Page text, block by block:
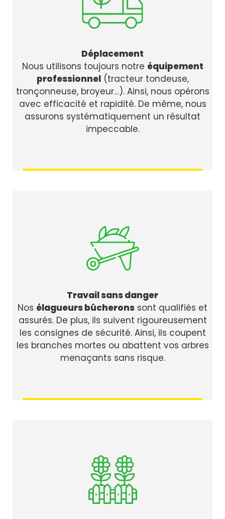
Déplacement
Nous utilisons toujours notre équipement
professionnel(tracteur tondeuse,
tronçonneuse, broyeur…). Ainsi, nous opérons
avec efficacité et rapidité. De même, nous
assurons systématiquement un résultat
impeccable.
Travail sans danger
Nos élagueurs bûcherons sont qualifiés et
assurés. De plus, ils suivent rigoureusement
les consignes de sécurité. Ainsi, ils coupent
les branches mortes ou abattent vos arbres
menaçants sans risque.